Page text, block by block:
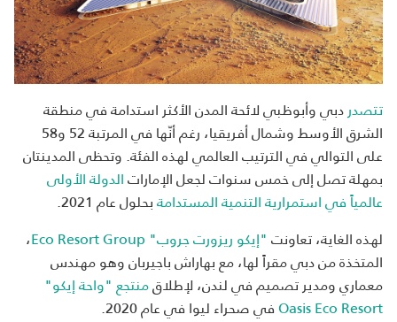
تتصدردبي وأبوظبي لائحة المدن الأكثر استدامة في منطقة
الشرق الأوسط وشمال أفريقيا، رغم أنّها في المرتبة 52 و58
على التوالي في الترتيب العالمي لهذه الفئة. وتحظى المدينتان
بمهلة تصل إلى خمس سنوات لجعل الإماراتالدولة الأولى
عالمياً في استمرارية التنمية المستدامةبحلول عام 2021.
لهذه الغاية، تعاونت"إيكو ريزورت جروب" Eco Resort Group،
المتخذة من دبي مقراً لها، مع بهاراش باجيربان وهو مهندس
معماري ومدير تصميم في لندن، لإطلاقمنتجع "واحة إيكو"
Oasis Eco Resortفي صحراء ليوا في عام 2020.